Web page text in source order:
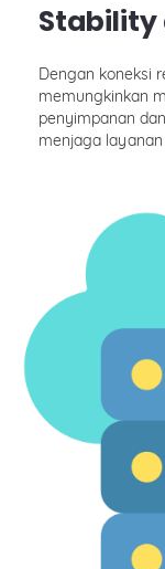
Stability
Dengan koneksi
memungkinkan
penyimpanan
menjaga